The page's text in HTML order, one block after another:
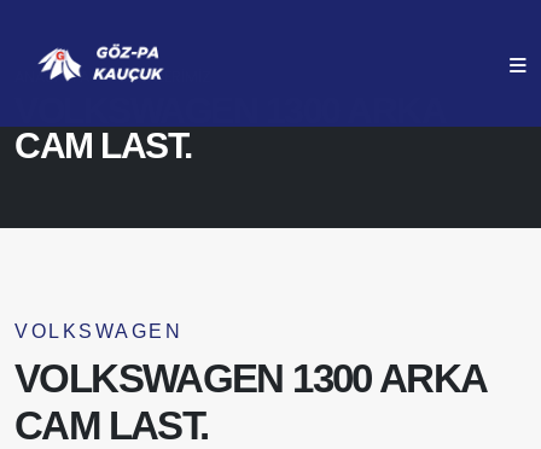
CAM LAST.
ANASAYFA ÜRÜNLERIMIZ
VOLKSWAGEN
VOLKSWAGEN 1300 ARKA
CAM LAST.